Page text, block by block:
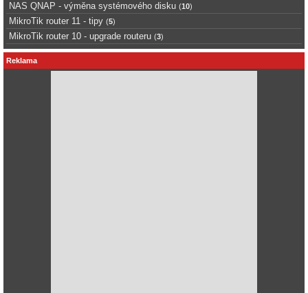
NAS QNAP - výměna systémového disku (10)
MikroTik router 11 - tipy (5)
MikroTik router 10 - upgrade routeru (3)
Reklama